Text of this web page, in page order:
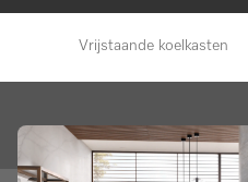
Vrijstaande koelkasten